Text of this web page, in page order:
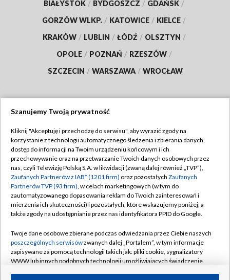
BIAŁYSTOK / BYDGOSZCZ / GDAŃSK /
GORZÓW WLKP. / KATOWICE / KIELCE /
KRAKÓW / LUBLIN / ŁÓDŹ / OLSZTYN /
OPOLE / POZNAŃ / RZESZÓW /
SZCZECIN / WARSZAWA / WROCŁAW
TVP
Abonament TVP
Emisja w TVP
Centrum informacji TVP
Naziemna Telewizja Cyfrowa
Rada Programowa
System NOS
Informacje o nadawcy
Regulamin TVP
Polityka prywatności
Moje zgody
Pomoc
Kontakt
Kanały
Szanujemy Twoją prywatność
Kliknij "Akceptuję i przechodzę do serwisu", aby wyrazić zgody na
korzystanie z technologii automatycznego śledzenia i zbierania danych,
dostęp do informacji na Twoim urządzeniu końcowym i ich
przechowywanie oraz na przetwarzanie Twoich danych osobowych przez
nas, czyli Telewizję Polską S.A. w likwidacji (zwaną dalej również „TVP”),
Zaufanych Partnerów z IAB* (1201 firm) oraz pozostałych Zaufanych
Partnerów TVP (93 firm), w celach marketingowych (w tym do
zautomatyzowanego dopasowania reklam do Twoich zainteresowań i
mierzenia ich skuteczności) i pozostałych, które wskazujemy poniżej, a
także zgody na udostępnianie przez nas identyfikatora PPID do Google.
Twoje dane osobowe zbierane podczas odwiedzania przez Ciebie naszych
poszczególnych serwisówzwanych dalej „Portalem”, w tym informacje
zapisywane za pomocą technologii takich jak: pliki cookie, sygnalizatory
WWW lub innych podobnych technologii umożliwiających świadczenie